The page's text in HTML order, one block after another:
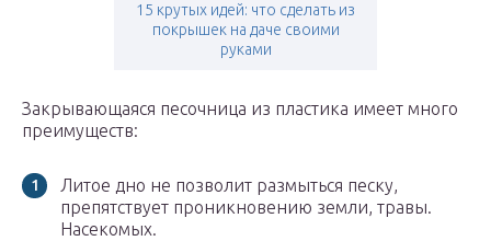
15 крутых идей: что сделать из
покрышек на даче своими
руками
Закрывающаяся песочница из пластика имеет много
преимуществ:
Литое дно не позволит размыться песку,
препятствует проникновению земли, травы.
Насекомых.